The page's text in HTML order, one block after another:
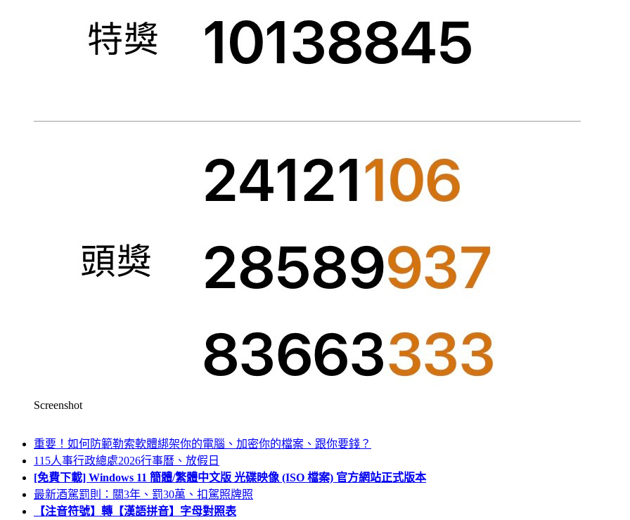
Screenshot
重要！如何防範勒索軟體綁架你的電腦、加密你的檔案、跟你要錢？
115人事行政總處2026行事曆、放假日
[免費下載] Windows 11 簡體/繁體中文版 光碟映像 (ISO 檔案) 官方網站正式版本
最新酒駕罰則：關3年、罰30萬、扣駕照牌照
【注音符號】轉【漢語拼音】字母對照表